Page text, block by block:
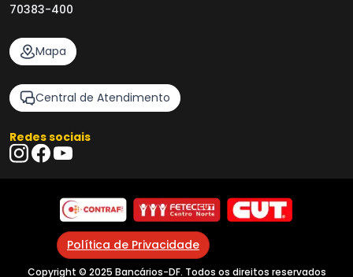
70383-400
Mapa
Central de Atendimento
Redes sociais
Política de Privacidade
Copyright © 2025 Bancários-DF. Todos os direitos reservados